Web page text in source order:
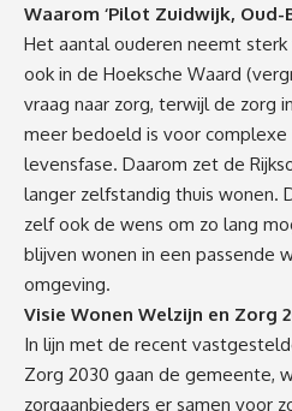
Waarom ‘Pilot Zuidwijk, Oud-
Het aantal ouderen neemt
ook in de Hoeksche Waard
vraag naar zorg, terwijl de zorg
meer bedoeld is voor
levensfase. Daarom zet de
langer zelfstandig thuis wonen.
zelf ook de wens om zo lang
blijven wonen in een passende
omgeving.
Visie Wonen Welzijn en Zorg
In lijn met de recent
Zorg 2030 gaan de gemeente,
zorgaanbieders er samen voor